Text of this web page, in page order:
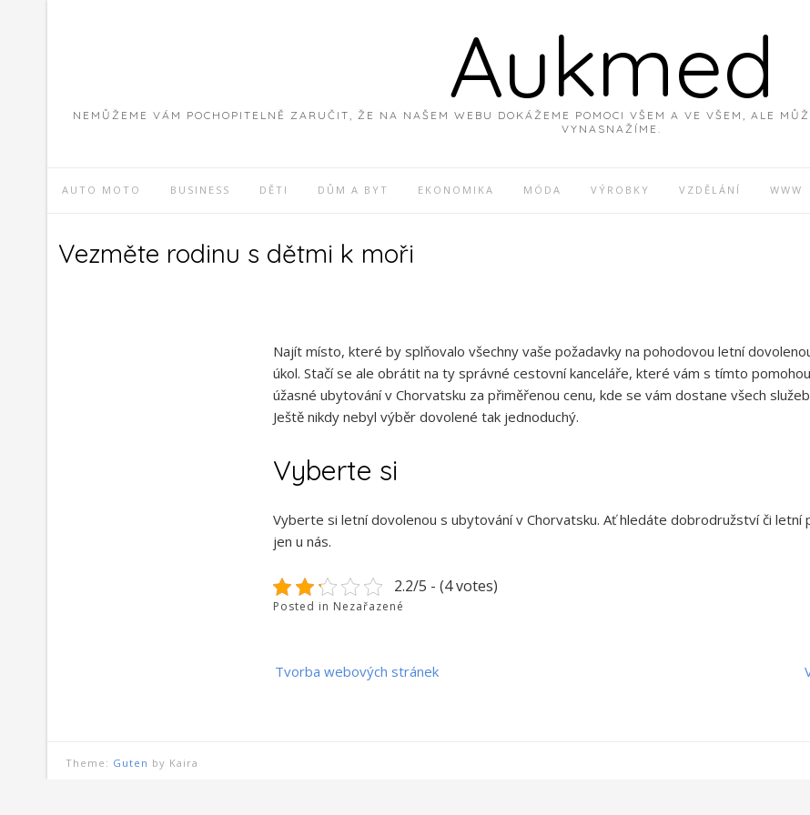
Aukmed
NEMŮŽEME VÁM POCHOPITELNĚ ZARUČIT, ŽE NA NAŠEM WEBU DOKÁŽEME POMOCI VŠEM A VE VŠEM, ALE
VYNASNAŽÍME.
AUTO MOTO BUSINESS DĚTI DŮM A BYT EKONOMIKA MÓDA VÝROBKY VZDĚLÁNÍ WWW
Vezměte rodinu s dětmi k moři
Najít místo, které by splňovalo všechny vaše požadavky na pohodovou letní
úkol. Stačí se ale obrátit na ty správné cestovní kanceláře, které vám s tímto
úžasné ubytování v Chorvatsku za přiměřenou cenu, kde se vám dostane všech
Ještě nikdy nebyl výběr dovolené tak jednoduchý.
Vyberte si
Vyberte si letní dovolenou s ubytování v Chorvatsku. Ať hledáte dobrodružství či letní
jen u nás.
2.2/5 - (4 votes)
Posted in Nezařazené
Navigace
Tvorba webových stránek
Theme: Guten by Kaira